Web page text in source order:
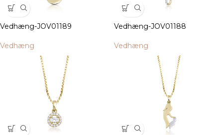
Vedhæng-JOV01189
Vedhæng
Vedhæng-JOV01188
Vedhæng